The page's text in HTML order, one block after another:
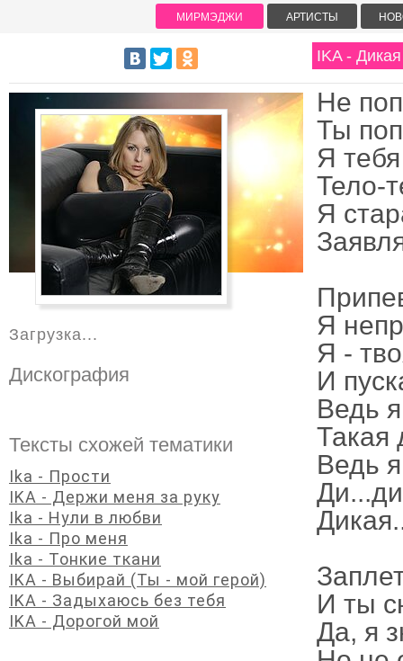
IKA - Дикая
Не
Ты
Я
Тело-
Я
Я
Я -
И
Ведь
Такая
Ведь
И ты
Да, я
Загрузка...
Дискография
Тексты схожей тематики
Ika - Прости
IKA - Держи меня за руку
Ika - Нули в любви
Ika - Про меня
Ika - Тонкие ткани
IKA - Выбирай (Ты - мой герой)
IKA - Задыxаюсь без тебя
IKA - Дорогой мой
МИРМЭДЖИ АРТИСТЫ